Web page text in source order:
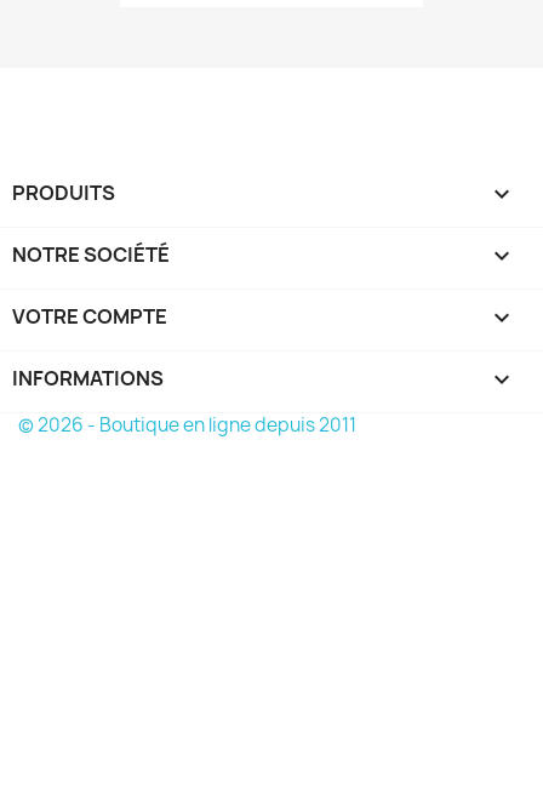
PRODUITS 
NOTRE SOCIÉTÉ 
VOTRE COMPTE 
INFORMATIONS keyboard_arrow_down
© 2026 - Boutique en ligne depuis 2011